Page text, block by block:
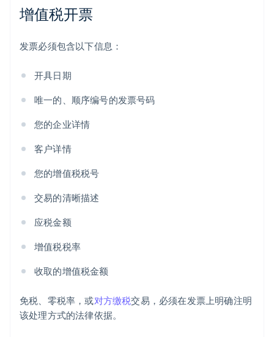
增值税开票
发票必须包含以下信息：
开具日期
唯一的、顺序编号的发票号码
您的企业详情
客户详情
您的增值税税号
交易的清晰描述
应税金额
增值税税率
收取的增值税金额
免税、零税率，或对方缴税交易，必须在发票上明确注明
该处理方式的法律依据。